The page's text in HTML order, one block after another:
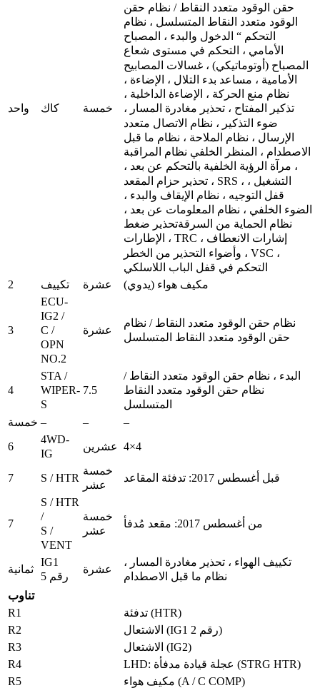
واحد كاك خمسة
حقن الوقود متعدد النقاط / نظام حقن
الوقود متعدد النقاط المتسلسل ، نظام
التحكم “ الدخول والبدء ، المصباح
الأمامي ، التحكم في مستوى شعاع
المصباح (أوتوماتيكي) ، غسالات المصابيح
الأمامية ، مساعد بدء التلال ، الإضاءة ،
نظام منع الحركة ، الإضاءة الداخلية ،
تذكير المفتاح ، تحذير مغادرة المسار ،
ضوء التذكير ، نظام الاتصال متعدد
الإرسال ، نظام الملاحة ، نظام ما قبل
الاصطدام ، المنظر الخلفي نظام المراقبة
، مرآة الرؤية الخلفية بالتحكم عن بعد ،
تحذير حزام المقعد ، SRS ، التشغيل ،
قفل التوجيه ، نظام الإيقاف والبدء ،
الضوء الخلفي ، نظام المعلومات عن بعد ،
نظام الحماية من السرقةتحذير ضغط
الإطارات ، TRC ، إشارات الانعطاف
وأضواء التحذير من الخطر ، VSC ،
التحكم في قفل الباب اللاسلكي
2
تكييف عشرة مكيف هواء (يدوي)
3
ECU-
IG2 /
C /
OPN
NO.2
عشرة
نظام حقن الوقود متعدد النقاط / نظام
حقن الوقود متعدد النقاط المتسلسل
4
STA /
WIPER-
S
7.5
البدء ، نظام حقن الوقود متعدد النقاط /
نظام حقن الوقود متعدد النقاط
المتسلسل
خمسة – –
–
6
4WD-
IG
عشرين 4×4
7 S / HTR
خمسة
عشر
قبل أغسطس 2017: تدفئة المقاعد
7
S / HTR
/
S /
VENT
خمسة
عشر
من أغسطس 2017: مقعد مُدفأ
ثمانية
IG1
رقم 5
عشرة
تكييف الهواء ، تحذير مغادرة المسار ،
نظام ما قبل الاصطدام
تناوب
R1
تدفئة (HTR)
R2
الاشتعال (IG1 رقم 2)
R3
الاشتعال (IG2)
R4
LHD: عجلة قيادة مدفأة (STRG HTR)
R5
مكيف هواء (A / C COMP)